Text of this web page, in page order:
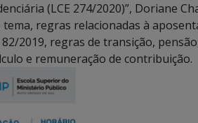
(LCE 274/2020)”, Doriane
regras relacionadas à
2019, regras de transição,
e remuneração de contribuição.